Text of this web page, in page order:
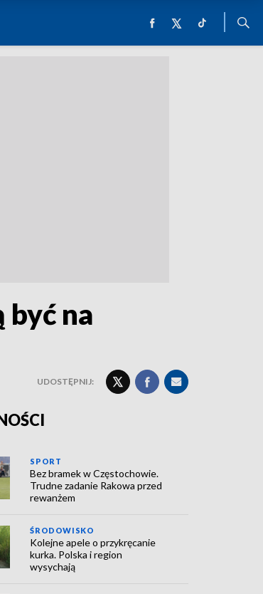
być na
UDOSTĘPNIJ:
SPORT
Bez bramek w Częstochowie.
Trudne zadanie Rakowa przed
rewanżem
ŚRODOWISKO
Kolejne apele o przykręcanie
kurka. Polska i region
wysychają